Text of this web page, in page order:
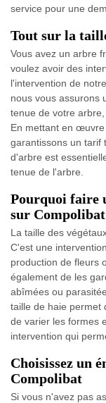
service pour une
Tout sur la
Vous avez un arbre
voulez avoir des
l'intervention de
nous vous assurons
tenue de votre
En mettant en
garantissons un tarif
d'arbre est
tenue de l'arbre.
Pourquoi faire
sur Compolibat
La taille des
C'est une
production de fleurs
également de les
abîmées ou
taille de haie permet
de varier les formes
intervention qui
Choisissez un
Compolibat
Si vous n'avez pas